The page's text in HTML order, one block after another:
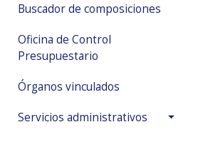
Buscador de composiciones
Oficina de Control
Presupuestario
Órganos vinculados
Servicios administrativos